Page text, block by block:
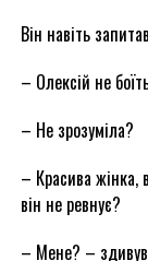
Він навіть
– Олексій не
– Не зрозуміла?
– Красива жінка,
він не ревнує?
– Мене? –